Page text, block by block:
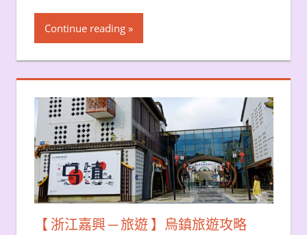
Continue reading
【 浙江嘉興 ─ 旅遊 】烏鎮旅遊攻略